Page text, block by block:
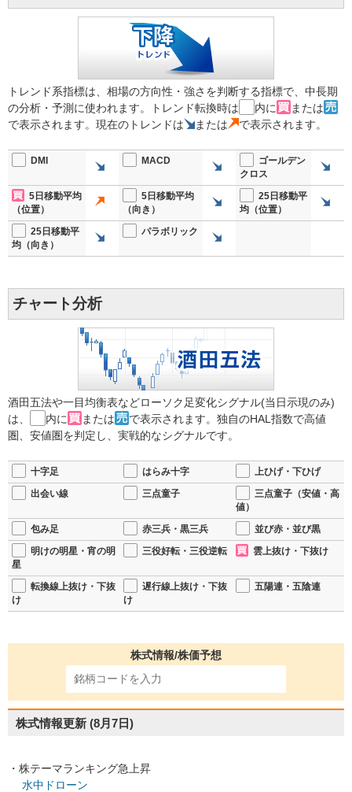
トレンド系指標は、相場の方向性・強さを判断する指標で、中長期
の分析・予測に使われます。トレンド転換時は
内に
または
で表示されます。現在のトレンドは
または で表示されます。
DMI MACD
ゴールデン
クロス
5日移動平均
（位置）
5日移動平均
（向き）
25日移動平
均（位置）
25日移動平
均（向き）
パラボリック
チャート分析
酒田五法や一目均衡表などローソク足変化シグナル(当日示現のみ)
は、
内に または
で表示されます。独自のHAL指数で高値
圏、安値圏を判定し、実戦的なシグナルです。
十字足 はらみ十字
上ひげ・下ひげ
出会い線
三点童子
三点童子（安値・高
値）
包み足
赤三兵・黒三兵
並び赤・並び黒
明けの明星・宵の明
星
三役好転・三役逆転 雲上抜け・下抜け
転換線上抜け・下抜
け
遅行線上抜け・下抜
け
五陽連・五陰連
株式情報/株価予想
株式情報更新 (8月7日)
・株テーマランキング急上昇
水中ドローン